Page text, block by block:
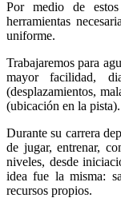
Por medio de
herramientas
uniforme.
Trabajaremos para
mayor facilidad,
(desplazamientos,
(ubicación en la pista).
Durante su carrera
de jugar, entrenar,
niveles, desde
idea fue la misma:
recursos propios.